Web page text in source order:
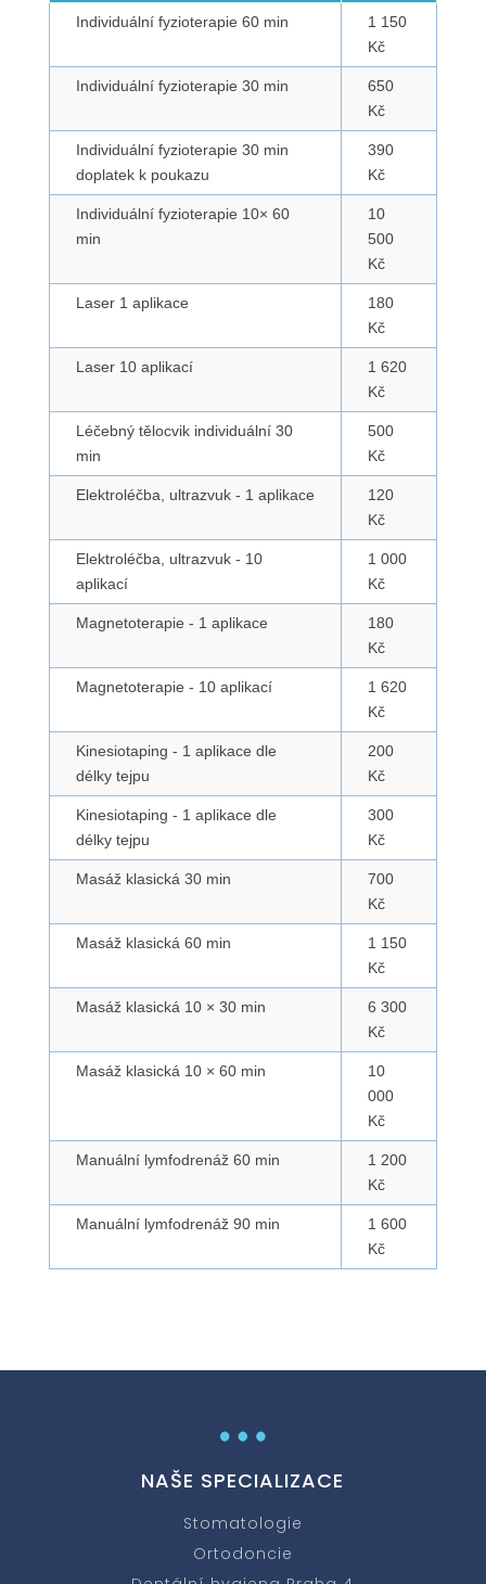
Individuální fyzioterapie 60 min
1 150
Kč
Individuální fyzioterapie 30 min
650
Kč
Individuální fyzioterapie 30 min
doplatek k poukazu
390
Kč
Individuální fyzioterapie 10× 60
min
10
500
Kč
Laser 1 aplikace
180
Kč
Laser 10 aplikací
1 620
Kč
Léčebný tělocvik individuální 30
min
500
Kč
Elektroléčba, ultrazvuk - 1 aplikace
120
Kč
Elektroléčba, ultrazvuk - 10
aplikací
1 000
Kč
Magnetoterapie - 1 aplikace
180
Kč
Magnetoterapie - 10 aplikací
1 620
Kč
Kinesiotaping - 1 aplikace dle
délky tejpu
200
Kč
Kinesiotaping - 1 aplikace dle
délky tejpu
300
Kč
Masáž klasická 30 min
700
Kč
Masáž klasická 60 min
1 150
Kč
Masáž klasická 10 × 30 min
6 300
Kč
Masáž klasická 10 × 60 min
10
000
Kč
Manuální lymfodrenáž 60 min
1 200
Kč
Manuální lymfodrenáž 90 min
1 600
Kč
…
NAŠE SPECIALIZACE
Stomatologie
Ortodoncie